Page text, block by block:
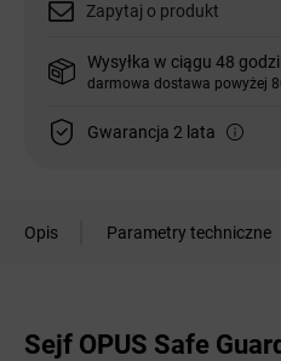
Zapytaj o produkt
Wysyłka w ciągu 48
darmowa dostawa powyżej
Gwarancja 2 lata
Opis Parametry techniczne
Sejf OPUS Safe